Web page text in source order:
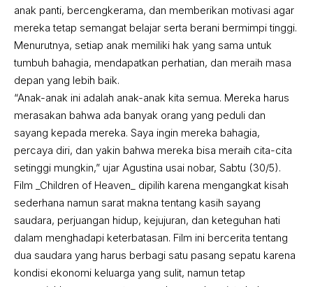
anak panti, bercengkerama, dan memberikan motivasi agar
mereka tetap semangat belajar serta berani bermimpi tinggi.
Menurutnya, setiap anak memiliki hak yang sama untuk
tumbuh bahagia, mendapatkan perhatian, dan meraih masa
depan yang lebih baik.
“Anak-anak ini adalah anak-anak kita semua. Mereka harus
merasakan bahwa ada banyak orang yang peduli dan
sayang kepada mereka. Saya ingin mereka bahagia,
percaya diri, dan yakin bahwa mereka bisa meraih cita-cita
setinggi mungkin,” ujar Agustina usai nobar, Sabtu (30/5).
Film _Children of Heaven_ dipilih karena mengangkat kisah
sederhana namun sarat makna tentang kasih sayang
saudara, perjuangan hidup, kejujuran, dan keteguhan hati
dalam menghadapi keterbatasan. Film ini bercerita tentang
dua saudara yang harus berbagi satu pasang sepatu karena
kondisi ekonomi keluarga yang sulit, namun tetap